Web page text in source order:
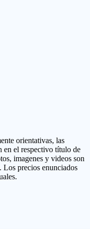
orientativas, las
en el respectivo título de
imagenes y videos son
Los precios enunciados